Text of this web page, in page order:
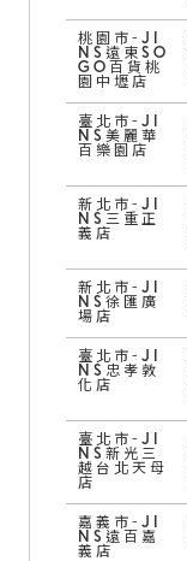
桃園市-JI
NS遠東SO
GO百貨桃
園中壢店
臺北市-JI
NS美麗華
百樂園店
新北市-JI
NS三重正
義店
新北市-JI
NS徐匯廣
場店
臺北市-JI
NS忠孝敦
化店
臺北市-JI
NS新光三
越台北天母
店
嘉義市-JI
NS遠百嘉
義店